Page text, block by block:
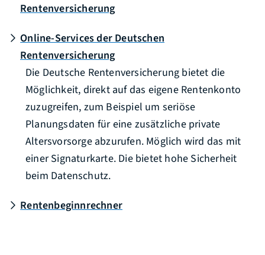
Rentenversicherung
Online-Services der Deutschen
Rentenversicherung
Die Deutsche Rentenversicherung bietet die
Möglichkeit, direkt auf das eigene Rentenkonto
zuzugreifen, zum Beispiel um seriöse
Planungsdaten für eine zusätzliche private
Altersvorsorge abzurufen. Möglich wird das mit
einer Signaturkarte. Die bietet hohe Sicherheit
beim Datenschutz.
Rentenbeginnrechner